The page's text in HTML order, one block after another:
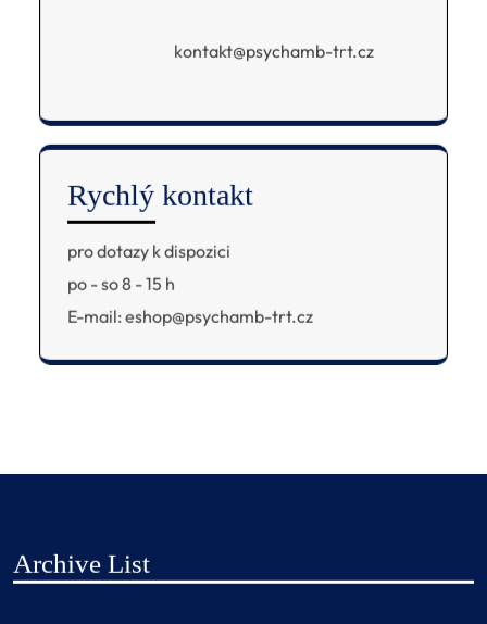
kontakt@psychamb-trt.cz
Rychlý kontakt
pro dotazy k dispozici
po - so 8 - 15 h
E-mail: eshop@psychamb-trt.cz
Archive List